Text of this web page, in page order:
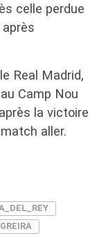
celle perdue
Real Madrid,
Camp Nou
la victoire
aller.